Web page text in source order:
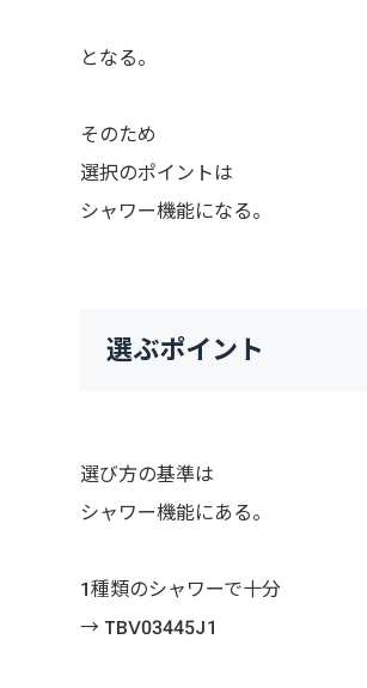
となる。
そのため
選択のポイントは
シャワー機能になる。
選ぶポイント
選び方の基準は
シャワー機能にある。
1種類のシャワーで十分
→ TBV03445J1